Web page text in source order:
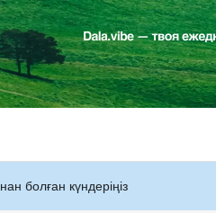
болған күндеріңіз